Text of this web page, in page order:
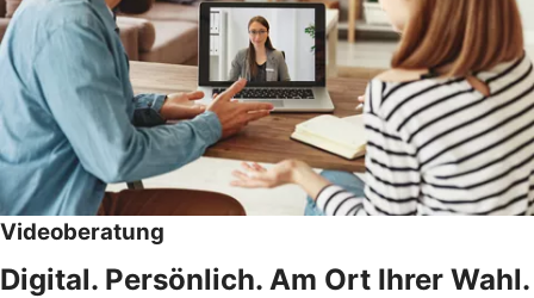
Videoberatung
Digital. Persönlich. Am Ort Ihrer Wahl.